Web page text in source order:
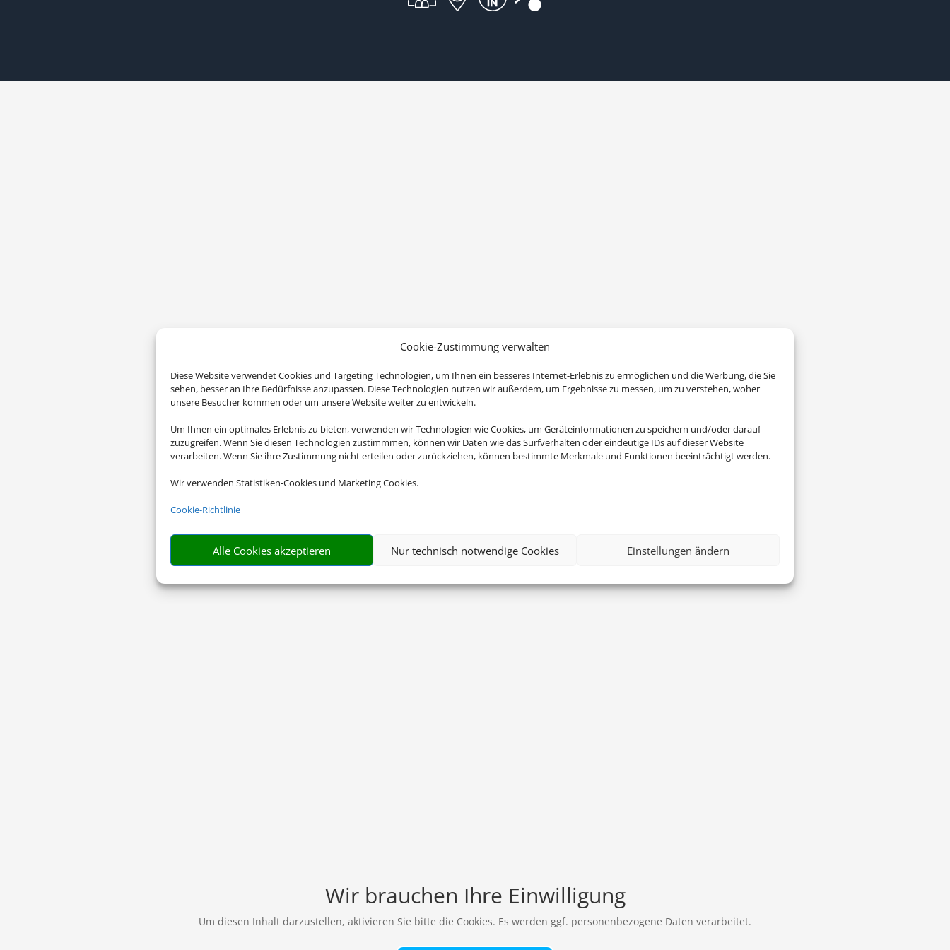
Cookie-Zustimmung verwalten
Diese Website verwendet Cookies und Targeting Technologien, um Ihnen ein besseres Internet-Erlebnis zu ermöglichen und die Werbung, die Sie
sehen, besser an Ihre Bedürfnisse anzupassen. Diese Technologien nutzen wir außerdem, um Ergebnisse zu messen, um zu verstehen, woher
unsere Besucher kommen oder um unsere Website weiter zu entwickeln.
Um Ihnen ein optimales Erlebnis zu bieten, verwenden wir Technologien wie Cookies, um Geräteinformationen zu speichern und/oder darauf
zuzugreifen. Wenn Sie diesen Technologien zustimmmen, können wir Daten wie das Surfverhalten oder eindeutige IDs auf dieser Website
verarbeiten. Wenn Sie ihre Zustimmung nicht erteilen oder zurückziehen, können bestimmte Merkmale und Funktionen beeinträchtigt werden.
Wir verwenden Statistiken-Cookies und Marketing Cookies.
Cookie-Richtlinie
Alle Cookies akzeptieren Nur technisch notwendige Cookies Einstellungen ändern
Wir brauchen Ihre Einwilligung
Um diesen Inhalt darzustellen, aktivieren Sie bitte die Cookies. Es werden ggf. personenbezogene Daten verarbeitet.